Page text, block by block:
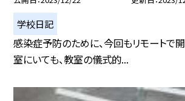
学校日記
感染症予防のために、今回もリモートで
室にいても、教室の儀式的...